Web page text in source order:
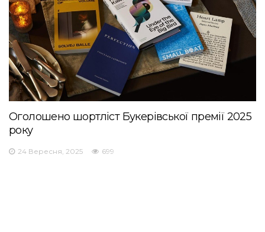
Оголошено шортліст Букерівської премії 2025
року
24 Вересня, 2025 699